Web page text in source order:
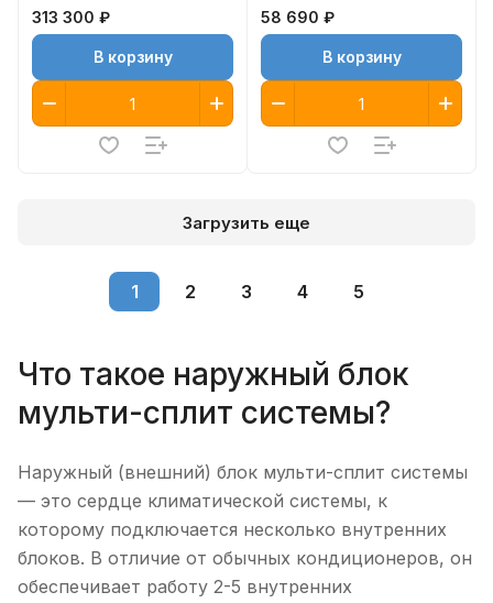
313 300 ₽
В корзину
58 690 ₽
В корзину
Загрузить еще
1 2 3 4 5
Что такое наружный блок
мульти-сплит системы?
Наружный (внешний) блок мульти-сплит системы
— это сердце климатической системы, к
которому подключается несколько внутренних
блоков. В отличие от обычных кондиционеров, он
обеспечивает работу 2-5 внутренних